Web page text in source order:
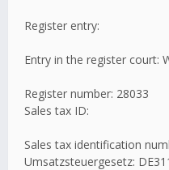
Register entry:
Entry in the register court:
Register number: 28033
Sales tax ID:
Sales tax identification
Umsatzsteuergesetz: